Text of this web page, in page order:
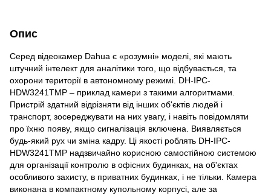
Опис
Серед відеокамер Dahua є «розумні» моделі, які мають
штучний інтелект для аналітики того, що відбувається, та
охорони території в автономному режимі. DH-IPC-
HDW3241TMP – приклад камери з такими алгоритмами.
Пристрій здатний відрізняти від інших об'єктів людей і
транспорт, зосереджувати на них увагу, і навіть повідомляти
про їхню появу, якщо сигналізація включена. Виявляється
будь-який рух чи зміна кадру. Ці якості роблять DH-IPC-
HDW3241TMP надзвичайно корисною самостійною системою
для організації контролю в офісних будинках, на об'єктах
особливого захисту, в приватних будинках, і не тільки. Камера
виконана в компактному купольному корпусі, але за